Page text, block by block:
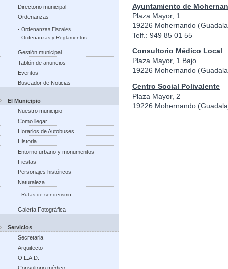
Directorio municipal
Ordenanzas
Ordenanzas Fiscales
Ordenanzas y Reglamentos
Gestión municipal
Tablón de anuncios
Eventos
Buscador de Noticias
El Municipio
Nuestro municipio
Como llegar
Horarios de Autobuses
Historia
Entorno urbano y monumentos
Fiestas
Personajes históricos
Naturaleza
Rutas de senderismo
Galería Fotográfica
Servicios
Secretaria
Arquitecto
O.L.A.D.
Ayuntamiento de
Plaza Mayor, 1
19226 Mohernando
Telf.: 949 85 01 55
Consultorio Médico Local
Plaza Mayor, 1 Bajo
19226 Mohernando
Centro Social Polivalente
Plaza Mayor, 2
19226 Mohernando